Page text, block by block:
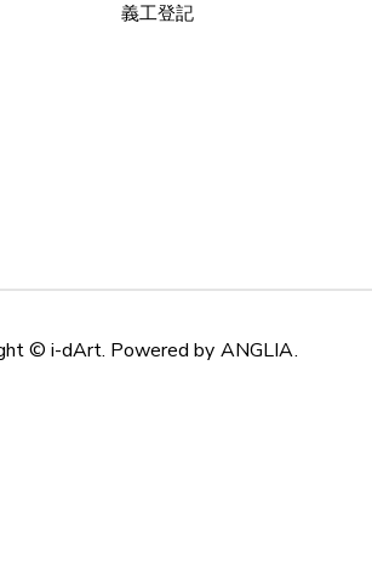
義工登記
© i-dArt. Powered by ANGLIA.